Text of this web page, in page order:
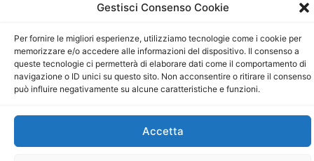
Gestisci Consenso Cookie
Per fornire le migliori esperienze, utilizziamo tecnologie come i cookie per
memorizzare e/o accedere alle informazioni del dispositivo. Il consenso a
queste tecnologie ci permetterà di elaborare dati come il comportamento di
navigazione o ID unici su questo sito. Non acconsentire o ritirare il consenso
può influire negativamente su alcune caratteristiche e funzioni.
Accetta
Sito gestito daLa Digitale srl– info@ladigitale.it